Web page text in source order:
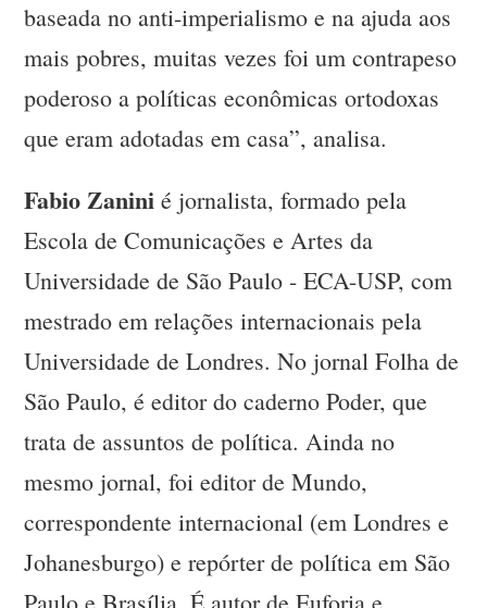
baseada no anti-imperialismo e na ajuda aos
mais pobres, muitas vezes foi um contrapeso
poderoso a políticas econômicas ortodoxas
que eram adotadas em casa”, analisa.
Fabio Zanini é jornalista, formado pela
Escola de Comunicações e Artes da
Universidade de São Paulo - ECA-USP, com
mestrado em relações internacionais pela
Universidade de Londres. No jornal Folha de
São Paulo, é editor do caderno Poder, que
trata de assuntos de política. Ainda no
mesmo jornal, foi editor de Mundo,
correspondente internacional (em Londres e
Johanesburgo) e repórter de política em São